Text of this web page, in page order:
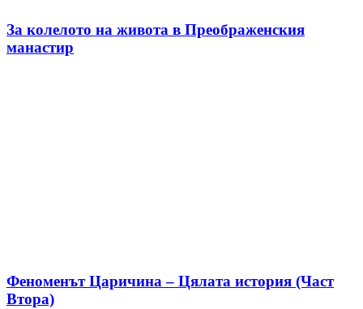
За колелото на живота в Преображенския
манастир
Феноменът Царичина – Цялата история (Част
Втора)